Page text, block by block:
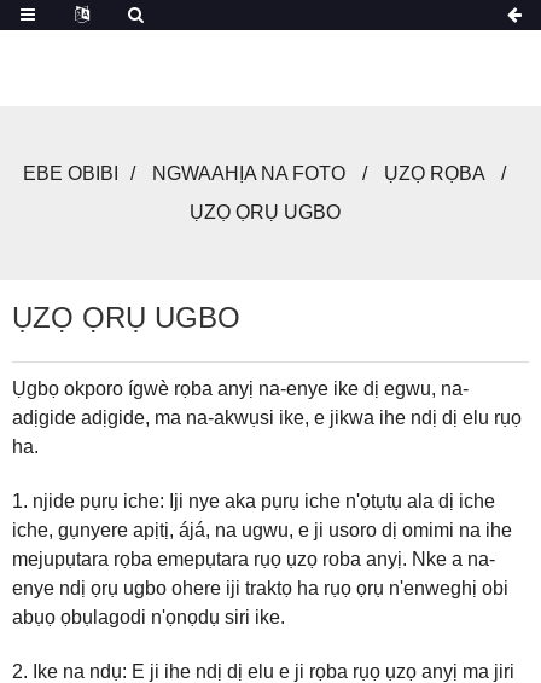
EBE OBIBI NGWAAHỊA NA FOTO
ỤZỌ RỌBA
ỤZỌ ỌRỤ UGBO
ỤZỌ ỌRỤ UGBO
Ụgbọ okporo ígwè rọba anyị na-enye ike dị egwu, na-
adịgide adịgide, ma na-akwụsi ike, e jikwa ihe ndị dị elu rụọ
ha.
1. njide pụrụ iche: Iji nye aka pụrụ iche n'ọtụtụ ala dị iche
iche, gụnyere apịtị, ájá, na ugwu, e ji usoro dị omimi na ihe
mejupụtara rọba emepụtara rụọ ụzọ roba anyị. Nke a na-
enye ndị ọrụ ugbo ohere iji traktọ ha rụọ ọrụ n'enweghị obi
abụọ ọbụlagodi n'ọnọdụ siri ike.
2. Ike na ndụ: E ji ihe ndị dị elu e ji rọba rụọ ụzọ anyị ma jiri